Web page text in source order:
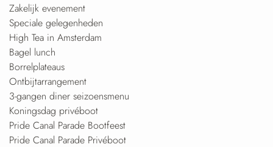
Zakelijk evenement
Speciale gelegenheden
High Tea in Amsterdam
Bagel lunch
Borrelplateaus
Ontbijtarrangement
3-gangen diner seizoensmenu
Koningsdag privéboot
Pride Canal Parade Bootfeest
Pride Canal Parade Privéboot